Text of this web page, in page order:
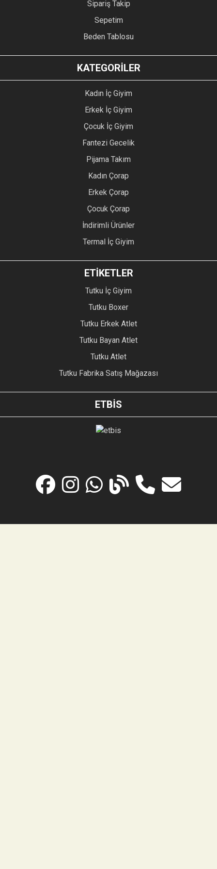
Sipariş Takip
Sepetim
Beden Tablosu
KATEGORİLER
Kadın İç Giyim
Erkek İç Giyim
Çocuk İç Giyim
Fantezi Gecelik
Pijama Takım
Kadın Çorap
Erkek Çorap
Çocuk Çorap
İndirimli Ürünler
Termal İç Giyim
ETİKETLER
Tutku İç Giyim
Tutku Boxer
Tutku Erkek Atlet
Tutku Bayan Atlet
Tutku Atlet
Tutku Fabrika Satış Mağazası
ETBİS